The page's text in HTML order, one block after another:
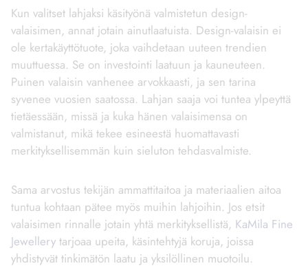
Kun valitset lahjaksi käsityönä valmistetun design-
valaisimen, annat jotain ainutlaatuista. Design-valaisin ei
ole kertakäyttötuote, joka vaihdetaan uuteen trendien
muuttuessa. Se on investointi laatuun ja kauneuteen.
Puinen valaisin vanhenee arvokkaasti, ja sen tarina
syvenee vuosien saatossa. Lahjan saaja voi tuntea ylpeyttä
tietäessään, missä ja kuka hänen valaisimensa on
valmistanut, mikä tekee esineestä huomattavasti
merkityksellisemmän kuin sieluton tehdasvalmiste.
Sama arvostus tekijän ammattitaitoa ja materiaalien aitoa
tuntua kohtaan pätee myös muihin lahjoihin. Jos etsit
valaisimen rinnalle jotain yhtä merkityksellistä, KaMila Fine
Jewellery tarjoaa upeita, käsintehtyjä koruja, joissa
yhdistyvät tinkimätön laatu ja yksilöllinen muotoilu.